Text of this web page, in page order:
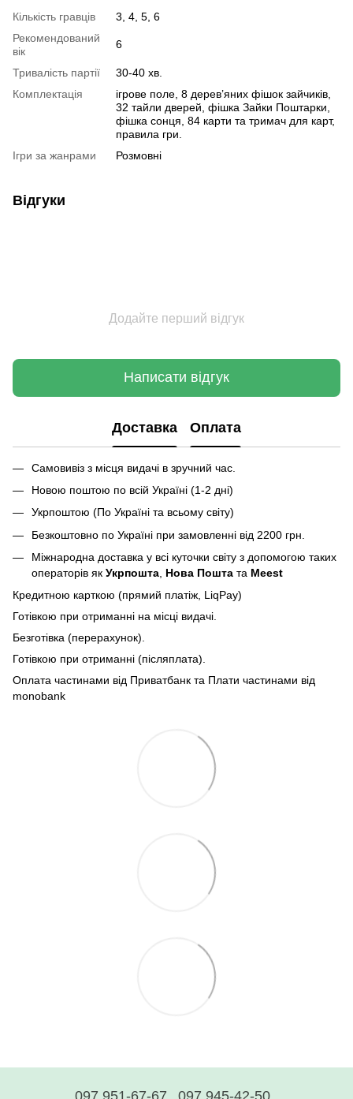
Кількість гравців
3, 4, 5, 6
Рекомендований
вік
6
Тривалість партії
30-40 хв.
Комплектація
ігрове поле, 8 дерев’яних фішок зайчиків,
32 тайли дверей, фішка Зайки Поштарки,
фішка сонця, 84 карти та тримач для карт,
правила гри.
Ігри за жанрами
Розмовні
Відгуки
Додайте перший відгук
Написати відгук
Доставка Оплата
Самовивіз з місця видачі в зручний час.
Новою поштою по всій Україні (1-2 дні)
Укрпоштою (По Україні та всьому світу)
Безкоштовно по Україні при замовленні від 2200 грн.
Міжнародна доставка у всі куточки світу з допомогою таких
операторів як Укрпошта Нова Пошта та Meest
Кредитною карткою (прямий платіж, LiqPay)
Готівкою при отриманні на місці видачі.
Безготівка (перерахунок).
Готівкою при отриманні (післяплата).
Оплата частинами від Приватбанк та Плати частинами від
monobank
097 951-67-67 097 945-42-50